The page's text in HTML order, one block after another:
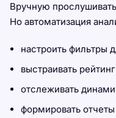
Вручную
Но автоматизация
настроить фильтры
выстраивать
отслеживать
формировать